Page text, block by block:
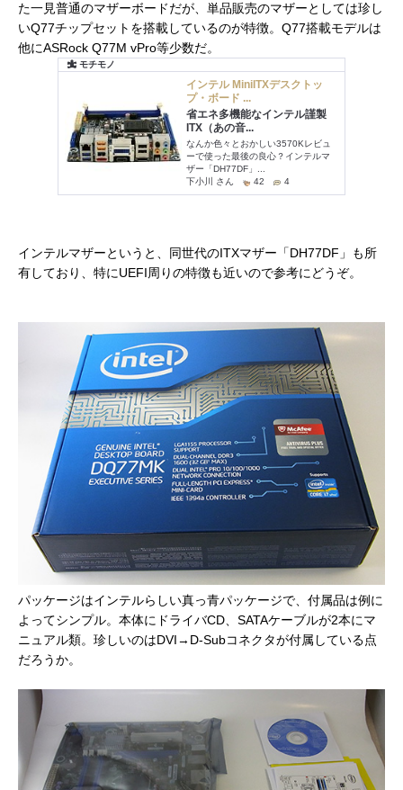
た一見普通のマザーボードだが、単品販売のマザーとしては珍し
いQ77チップセットを搭載しているのが特徴。Q77搭載モデルは
他にASRock Q77M vPro等少数だ。
インテルマザーというと、同世代のITXマザー「DH77DF」も所
有しており、特にUEFI周りの特徴も近いので参考にどうぞ。
パッケージはインテルらしい真っ青パッケージで、付属品は例に
よってシンプル。本体にドライバCD、SATAケーブルが2本にマ
ニュアル類。珍しいのはDVI→D-Subコネクタが付属している点
だろうか。